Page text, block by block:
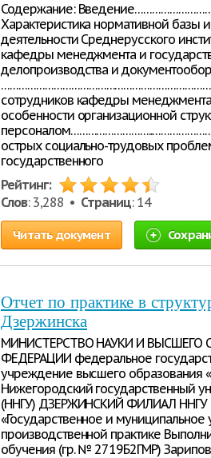
Содержание:
Характеристика нормативной
деятельности Среднерусского
кафедры менеджмента и
делопроизводства и
сотрудников кафедры
особенности организационной
острых социально-трудовых
государственного
Рейтинг:
Слов: 3,288 • Страниц: 14
Читать документ
Отчет по практике в
Дзержинска
МИНИСТЕРСТВО НАУКИ И ВЫСШЕГО
ФЕДЕРАЦИИ федеральное
учреждение высшего образования
Нижегородский государственный
(ННГУ) ДЗЕРЖИНСКИЙ ФИЛИАЛ ННГУ
«Государственное и
производственной практике
обучения (гр. № 2719Б2ГМР)